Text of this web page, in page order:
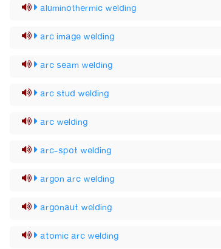
aluminothermic welding
arc image welding
arc seam welding
arc stud welding
arc welding
arc-spot welding
argon arc welding
argonaut welding
atomic arc welding